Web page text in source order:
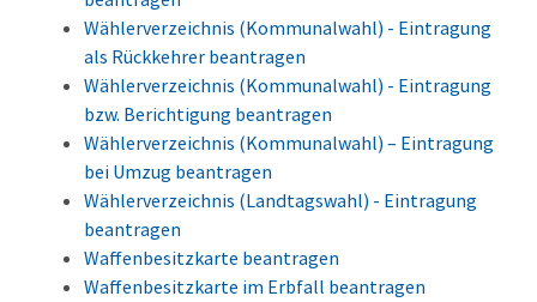
Wählerverzeichnis (Kommunalwahl) - Eintragung
als Rückkehrer beantragen
Wählerverzeichnis (Kommunalwahl) - Eintragung
bzw. Berichtigung beantragen
Wählerverzeichnis (Kommunalwahl) – Eintragung
bei Umzug beantragen
Wählerverzeichnis (Landtagswahl) - Eintragung
beantragen
Waffenbesitzkarte beantragen
Waffenbesitzkarte im Erbfall beantragen